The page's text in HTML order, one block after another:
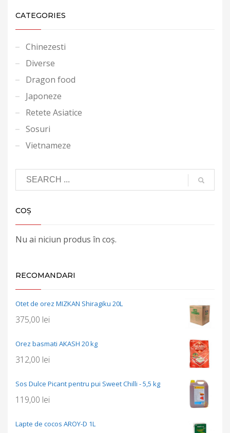
CATEGORIES
Chinezesti
Diverse
Dragon food
Japoneze
Retete Asiatice
Sosuri
Vietnameze
COȘ
Nu ai niciun produs în coș.
RECOMANDARI
Otet de orez MIZKAN Shiragiku 20L
375,00 lei
Orez basmati AKASH 20 kg
312,00 lei
Sos Dulce Picant pentru pui Sweet Chilli - 5,5 kg
119,00 lei
Lapte de cocos AROY-D 1L